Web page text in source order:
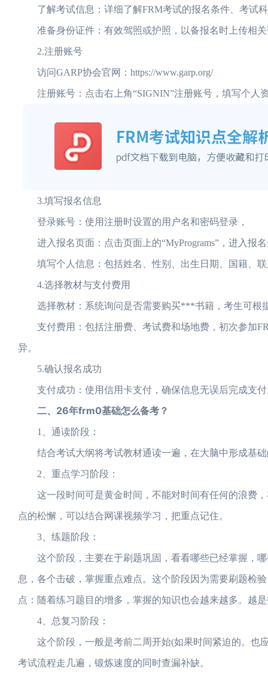
了解考试信息：详细了解FRM考试的报名条件、考试科
准备身份证件：有效驾照或护照，以备报名时上传相关
2.注册账号
访问GARP协会官网：https://www.garp.org/
注册账号：点击右上角“SIGNIN”注册账号，填写个人
3.填写报名信息
登录账号：使用注册时设置的用户名和密码登录，
进入报名页面：点击页面上的“MyPrograms”，进入报
填写个人信息：包括姓名、性别、出生日期、国籍、联
4.选择教材与支付费用
选择教材：系统询问是否需要购买***书籍，考生可根
支付费用：包括注册费、考试费和场地费，初次参加
异。
5.确认报名成功
支付成功：使用信用卡支付，确保信息无误后完成支付
二、26年frm0基础怎么备考？
1、通读阶段：
结合考试大纲将考试教材通读一遍，在大脑中形成基础
2、重点学习阶段：
这一段时间可是黄金时间，不能对时间有任何的浪费，
点的松懈，可以结合网课视频学习，把重点记住。
3、练题阶段：
这个阶段，主要在于刷题巩固，看看哪些已经掌握，哪
息，各个击破，掌握重点难点。这个阶段因为需要刷题检
点：随着练习题目的增多，掌握的知识也会越来越多。越
4、总复习阶段：
这个阶段，一般是考前二周开始(如果时间紧迫的。也
考试流程走几遍，锻炼速度的同时查漏补缺。